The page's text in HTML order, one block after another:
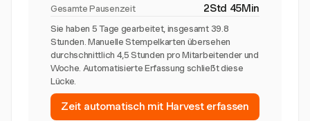
Gesamte Pausenzeit 2Std 45Min
Sie haben 5 Tage gearbeitet, insgesamt 39.8
Stunden. Manuelle Stempelkarten übersehen
durchschnittlich 4,5 Stunden pro Mitarbeitender und
Woche. Automatisierte Erfassung schließt diese
Lücke.
Zeit automatisch mit Harvest erfassen